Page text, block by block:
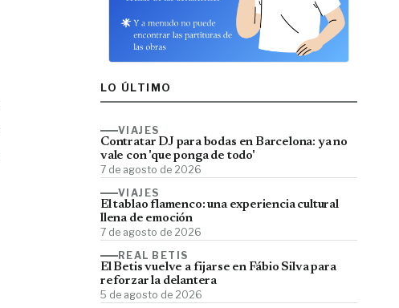
LO ÚLTIMO
VIAJES
Contratar DJ para bodas en Barcelona: ya no
vale con 'que ponga de todo'
7 de agosto de 2026
VIAJES
El tablao flamenco: una experiencia cultural
llena de emoción
7 de agosto de 2026
REAL BETIS
El Betis vuelve a fijarse en Fábio Silva para
reforzar la delantera
5 de agosto de 2026